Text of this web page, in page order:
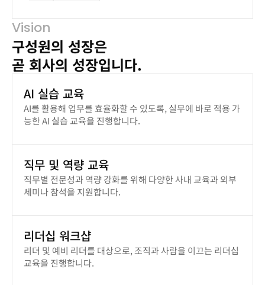
Vision
구성원의 성장은
곧 회사의 성장입니다.
AI 실습 교육
AI를 활용해 업무를 효율화할 수 있도록, 실무에 바로 적용 가
능한 AI 실습 교육을 진행합니다.
직무 및 역량 교육
직무별 전문성과 역량 강화를 위해 다양한 사내 교육과 외부
세미나 참석을 지원합니다.
리더십 워크샵
리더 및 예비 리더를 대상으로, 조직과 사람을 이끄는 리더십
교육을 진행합니다.